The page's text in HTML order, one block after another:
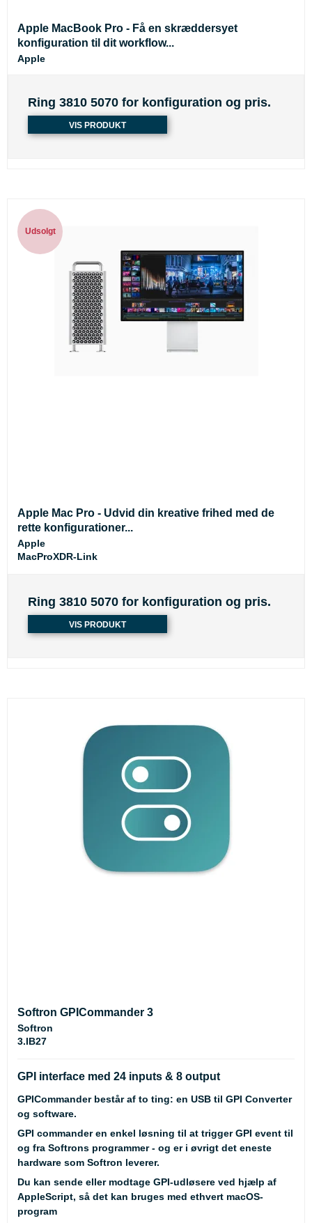
Apple MacBook Pro - Få en skræddersyet
konfiguration til dit workflow...
Apple
Ring 3810 5070 for konfiguration og pris.
VIS PRODUKT
Udsolgt
Apple Mac Pro - Udvid din kreative frihed med de
rette konfigurationer...
Apple
MacProXDR-Link
Ring 3810 5070 for konfiguration og pris.
VIS PRODUKT
Softron GPICommander 3
Softron
3.IB27
GPI interface med 24 inputs & 8 output
GPICommander består af to ting: en USB til GPI Converter
og software.
GPI commander en enkel løsning til at trigger GPI event til
og fra Softrons programmer - og er i øvrigt det eneste
hardware som Softron leverer.
Du kan sende eller modtage GPI-udløsere ved hjælp af
AppleScript, så det kan bruges med ethvert macOS-
program